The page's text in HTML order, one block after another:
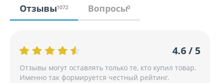
Отзывы1072 Вопросы0
4.6 / 5
Отзывы могут оставлять только те, кто купил товар.
Именно так формируется честный рейтинг.